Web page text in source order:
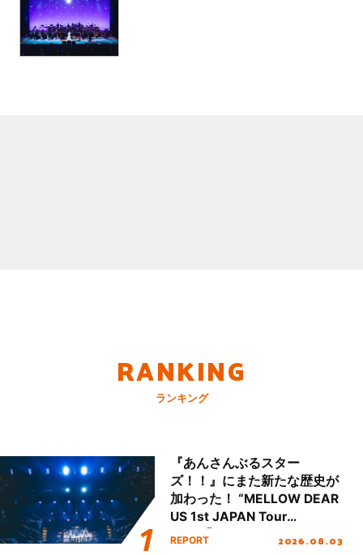
RANKING
ランキング
『あんさんぶるスター
ズ！！』にまた新たな歴史が
加わった！ “MELLOW DEAR
US 1st JAPAN Tour
Final「NICE to meet YOU
REPORT 2026.08.03